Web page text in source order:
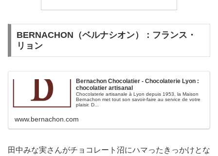
BERNACHON（ベルナシオン）：フランス・
リョン
Bernachon Chocolatier - Chocolaterie Lyon :
chocolatier artisanal
Chocolaterie artisanale à Lyon depuis 1953, la Maison
Bernachon met tout son savoir-faire au service de votre
plaisir. D...
www.bernachon.com
田中みな実さんがチョコレート沼にハマったきっかけとな